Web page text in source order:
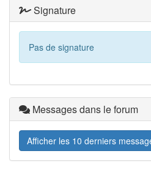
Signature
Pas de signature
Messages dans le forum
Afficher les 10 derniers